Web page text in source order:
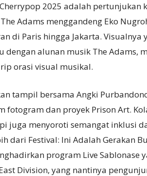
2025 adalah pertunjukan
Adams menggandeng Eko
di Paris hingga Jakarta. Visualnya
dengan alunan musik The Adams,
orasi visual musikal.
tampil bersama Angki
fotogram dan proyek Prison Art.
juga menyoroti semangat inklusi
dari Festival: Ini Adalah Gerakan
program Live Sablonase
Division, yang nantinya